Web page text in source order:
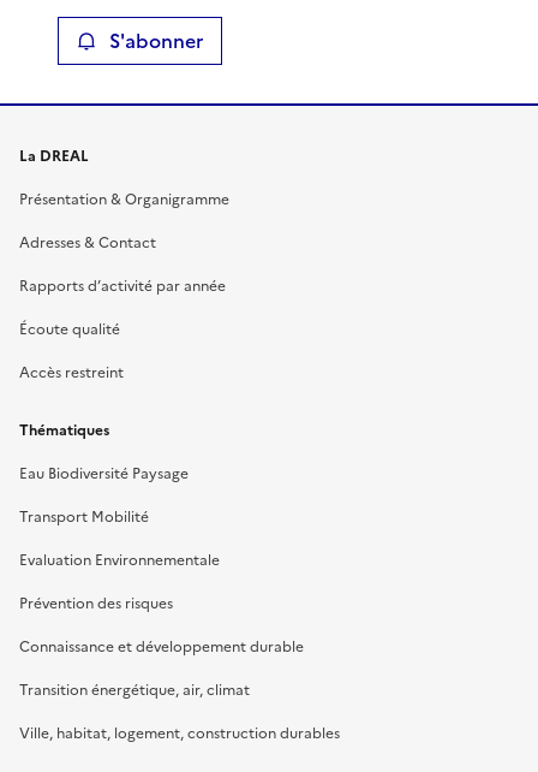
S'abonner
La DREAL
Présentation & Organigramme
Adresses & Contact
Rapports d’activité par année
Écoute qualité
Accès restreint
Thématiques
Eau Biodiversité Paysage
Transport Mobilité
Evaluation Environnementale
Prévention des risques
Connaissance et développement durable
Transition énergétique, air, climat
Ville, habitat, logement, construction durables